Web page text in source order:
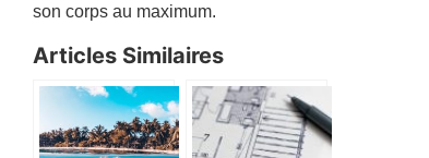
son corps au maximum.
Articles Similaires